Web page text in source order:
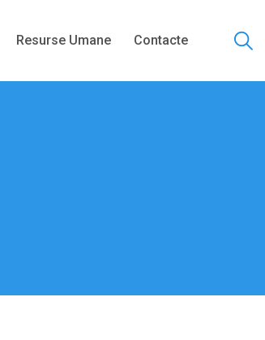
Resurse Umane Contacte